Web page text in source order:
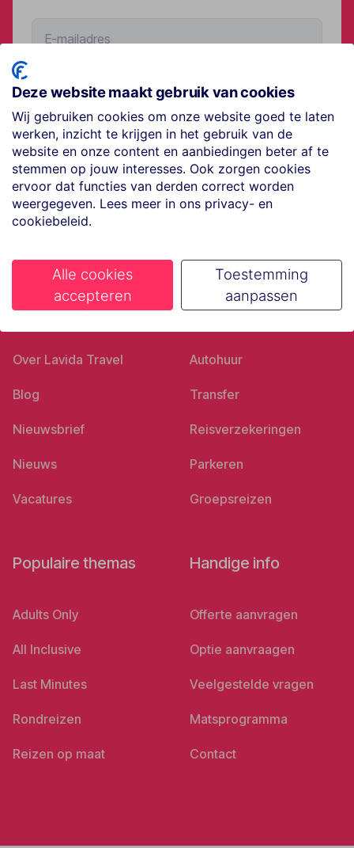
Volg ons op social media
Ons bedrijf
Over Lavida Travel
Blog
Nieuwsbrief
Nieuws
Vacatures
Goed voorbereid
Autohuur
Transfer
Reisverzekeringen
Parkeren
Groepsreizen
Populaire themas
Adults Only
All Inclusive
Last Minutes
Rondreizen
Reizen op maat
Handige info
Offerte aanvragen
Optie aanvraagen
Veelgestelde vragen
Matsprogramma
Contact
Deze website maakt gebruik van cookies
Wij gebruiken cookies om onze website goed te laten
werken, inzicht te krijgen in het gebruik van de
website en onze content en aanbiedingen beter af te
stemmen op jouw interesses. Ook zorgen cookies
ervoor dat functies van derden correct worden
weergegeven. Lees meer in ons privacy- en
cookiebeleid.
Alle cookies
accepteren
Toestemming
aanpassen